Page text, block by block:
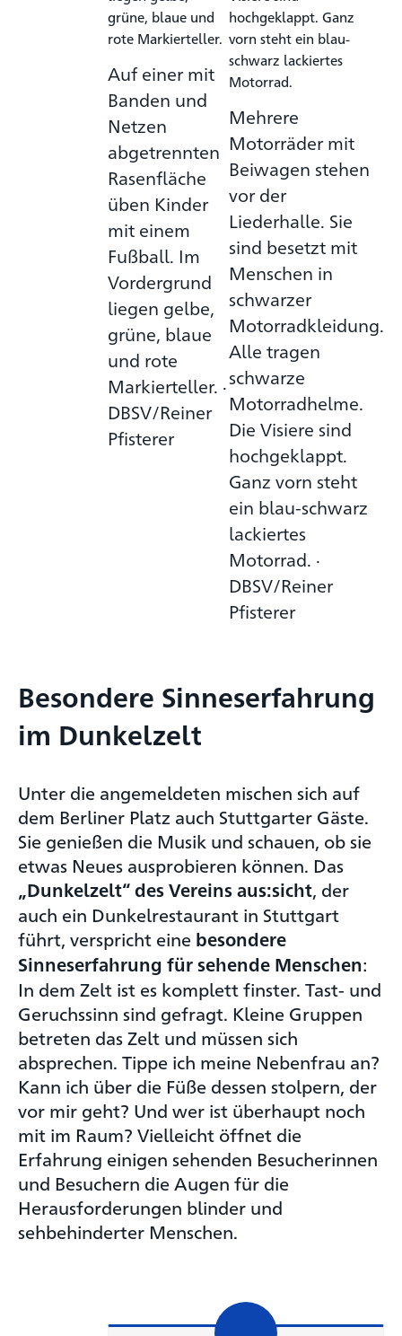
Auf einer mit
Banden und
Netzen
abgetrennten
Rasenfläche
üben Kinder
mit einem
Fußball. Im
Vordergrund
liegen gelbe,
grüne, blaue
und rote
Markierteller. ·
DBSV/Reiner
Pfisterer
Mehrere
Motorräder mit
Beiwagen stehen
vor der
Liederhalle. Sie
sind besetzt mit
Menschen in
schwarzer
Motorradkleidung.
Alle tragen
schwarze
Motorradhelme.
Die Visiere sind
hochgeklappt.
Ganz vorn steht
ein blau-schwarz
lackiertes
Motorrad. ·
DBSV/Reiner
Pfisterer
Besondere Sinneserfahrung
im Dunkelzelt
Unter die angemeldeten mischen sich auf
dem Berliner Platz auch Stuttgarter Gäste.
Sie genießen die Musik und schauen, ob sie
etwas Neues ausprobieren können. Das
„Dunkelzelt“ des Vereins aus:sicht, der
auch ein Dunkelrestaurant in Stuttgart
führt, verspricht eine besondere
Sinneserfahrung für sehende Menschen:
In dem Zelt ist es komplett finster. Tast- und
Geruchssinn sind gefragt. Kleine Gruppen
betreten das Zelt und müssen sich
absprechen. Tippe ich meine Nebenfrau an?
Kann ich über die Füße dessen stolpern, der
vor mir geht? Und wer ist überhaupt noch
mit im Raum? Vielleicht öffnet die
Erfahrung einigen sehenden Besucherinnen
und Besuchern die Augen für die
Herausforderungen blinder und
sehbehinderter Menschen.